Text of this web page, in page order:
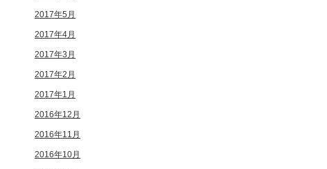
2017年5月
2017年4月
2017年3月
2017年2月
2017年1月
2016年12月
2016年11月
2016年10月